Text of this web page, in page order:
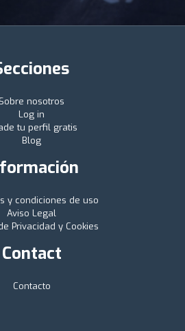
Sobre nosotros
Log in
tu perfil gratis
Blog
y condiciones de uso
Aviso Legal
Privacidad y Cookies
Contact
Contacto